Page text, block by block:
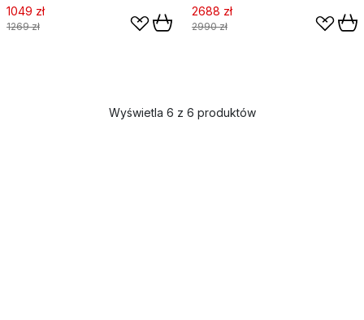
1049 zł
1269 zł
2688 zł
2990 zł
Wyświetla 6 z 6 produktów